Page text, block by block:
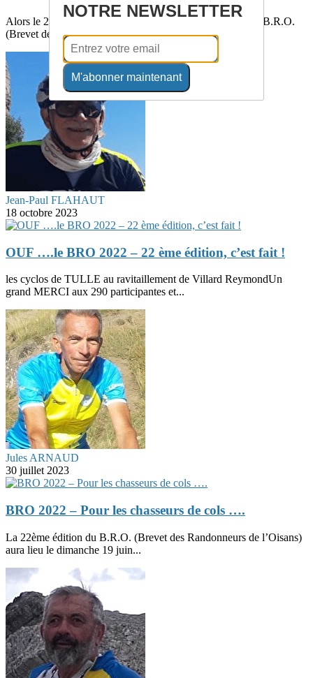
Alors le 23ème BRO est pour vous !L a 23ème édition du B.R.O.
(Brevet des Randonneurs de l’Oisans...
Jean-Paul FLAHAUT
18 octobre 2023
OUF ….le BRO 2022 – 22 ème édition, c’est fait !
les cyclos de TULLE au ravitaillement de Villard ReymondUn
grand MERCI aux 290 participantes et...
Jules ARNAUD
30 juillet 2023
BRO 2022 – Pour les chasseurs de cols ….
La 22ème édition du B.R.O. (Brevet des Randonneurs de l’Oisans)
aura lieu le dimanche 19 juin...
NOTRE NEWSLETTER
M'abonner maintenant